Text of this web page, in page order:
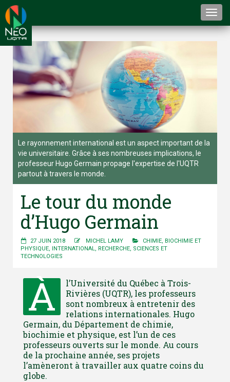
Le rayonnement international est un aspect important de la
vie universitaire. Grâce à ses nombreuses implications, le
professeur Hugo Germain propage l'expertise de l'UQTR
partout à travers le monde.
Le tour du monde
d’Hugo Germain
27 JUIN 2018 MICHEL LAMY
CHIMIE, BIOCHIMIE ET
PHYSIQUE, INTERNATIONAL, RECHERCHE, SCIENCES ET
TECHNOLOGIES
À
l’Université du Québec à Trois-
Rivières (UQTR), les professeurs
sont nombreux à entretenir des
relations internationales. Hugo
Germain, du Département de chimie,
biochimie et physique, est l’un de ces
professeurs ouverts sur le monde. Au cours
de la prochaine année, ses projets
l’amèneront à travailler aux quatre coins du
globe.